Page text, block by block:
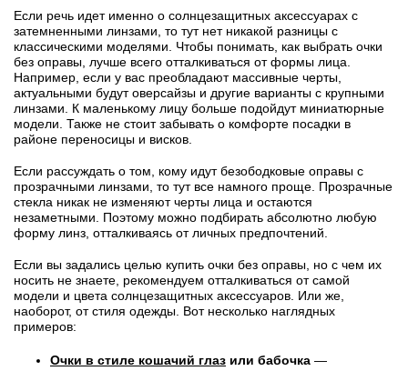
Если речь идет именно о солнцезащитных аксессуарах с
затемненными линзами, то тут нет никакой разницы с
классическими моделями. Чтобы понимать, как выбрать очки
без оправы, лучше всего отталкиваться от формы лица.
Например, если у вас преобладают массивные черты,
актуальными будут оверсайзы и другие варианты с крупными
линзами. К маленькому лицу больше подойдут миниатюрные
модели. Также не стоит забывать о комфорте посадки в
районе переносицы и висков.
Если рассуждать о том, кому идут безободковые оправы с
прозрачными линзами, то тут все намного проще. Прозрачные
стекла никак не изменяют черты лица и остаются
незаметными. Поэтому можно подбирать абсолютно любую
форму линз, отталкиваясь от личных предпочтений.
Если вы задались целью купить очки без оправы, но с чем их
носить не знаете, рекомендуем отталкиваться от самой
модели и цвета солнцезащитных аксессуаров. Или же,
наоборот, от стиля одежды. Вот несколько наглядных
примеров:
Очки в стиле кошачий глаз или бабочка —